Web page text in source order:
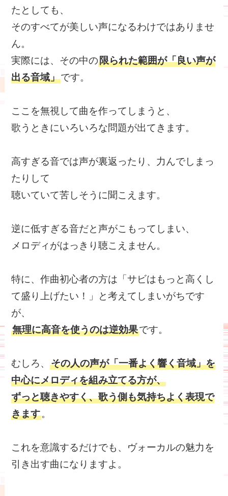
たとしても、
そのすべてが美しい声になるわけではありませ
ん。
実際には、その中の限られた範囲が「良い声が
出る音域」です。
ここを無視して曲を作ってしまうと、
歌うときにいろいろな問題が出てきます。
高すぎる音では声が裏返ったり、力んでしまっ
たりして
聴いていて苦しそうに聞こえます。
逆に低すぎる音だと声がこもってしまい、
メロディがはっきり聴こえません。
特に、作曲初心者の方は「サビはもっと高くし
て盛り上げたい！」と考えてしまいがちです
が、
無理に高音を使うのは逆効果です。
むしろ、その人の声が「一番よく響く音域」を
中心にメロディを組み立てる方が、
ずっと聴きやすく、歌う側も気持ちよく表現で
きます。
これを意識するだけでも、ヴォーカルの魅力を
引き出す曲になりますよ。